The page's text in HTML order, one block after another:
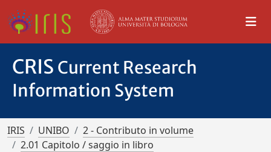
CRIS Current Research
Information System
IRIS UNIBO
2 - Contributo in volume
2.01 Capitolo / saggio in libro